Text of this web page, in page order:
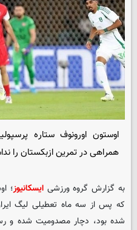
اوستون اورونوف ستاره
همراهی در تمرین ازبکستان را
به گزارش گروه ورزشیایسکانیوز؛
که پس از سه ماه تعطیلی لیگ
شده بود، دچار مصدومیت شده و